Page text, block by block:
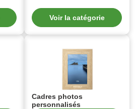
Voir la catégorie
Cadres photos
personnalisés